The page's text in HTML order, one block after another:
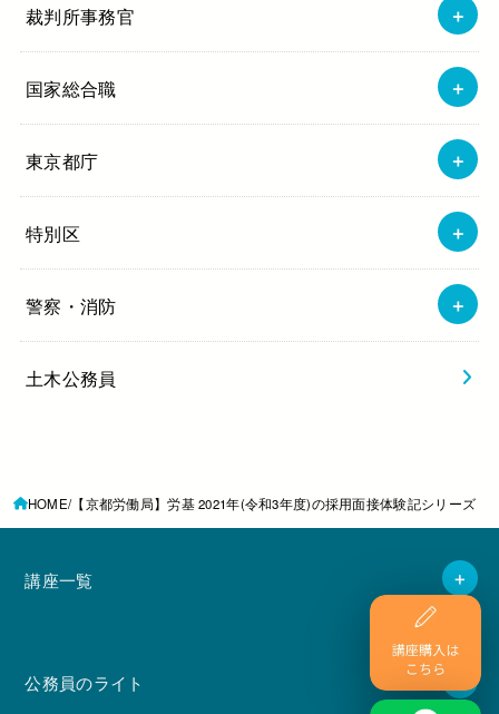
裁判所事務官
国家総合職
東京都庁
特別区
警察・消防
土木公務員
HOME 【京都労働局】労基 2021年(令和3年度)の採用面接体験記シリーズ
講座一覧
公務員のライト